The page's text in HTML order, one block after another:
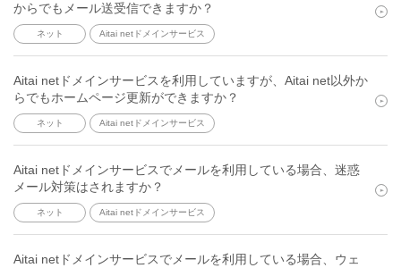
からでもメール送受信できますか？
ネット Aitai netドメインサービス
Aitai netドメインサービスを利用していますが、Aitai net以外か
らでもホームページ更新ができますか？
ネット Aitai netドメインサービス
Aitai netドメインサービスでメールを利用している場合、迷惑
メール対策はされますか？
ネット Aitai netドメインサービス
Aitai netドメインサービスでメールを利用している場合、ウェ